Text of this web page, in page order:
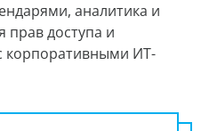
аналитика и
прав доступа и
корпоративными ИТ-